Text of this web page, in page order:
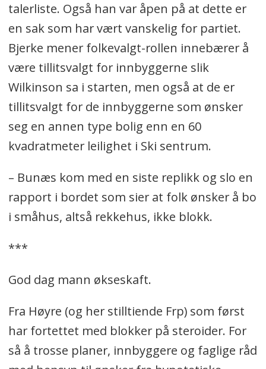
talerliste. Også han var åpen på at dette er
en sak som har vært vanskelig for partiet.
Bjerke mener folkevalgt-rollen innebærer å
være tillitsvalgt for innbyggerne slik
Wilkinson sa i starten, men også at de er
tillitsvalgt for de innbyggerne som ønsker
seg en annen type bolig enn en 60
kvadratmeter leilighet i Ski sentrum.
– Bunæs kom med en siste replikk og slo en
rapport i bordet som sier at folk ønsker å bo
i småhus, altså rekkehus, ikke blokk.
***
God dag mann økseskaft.
Fra Høyre (og her stilltiende Frp) som først
har fortettet med blokker på steroider. For
så å trosse planer, innbyggere og faglige råd